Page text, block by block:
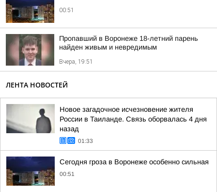
00:51
Пропавший в Воронеже 18-летний парень
найден живым и невредимым
Вчера, 19:51
ЛЕНТА НОВОСТЕЙ
Новое загадочное исчезновение жителя
России в Таиланде. Связь оборвалась 4 дня
назад
01:33
Сегодня гроза в Воронеже особенно сильная
00:51